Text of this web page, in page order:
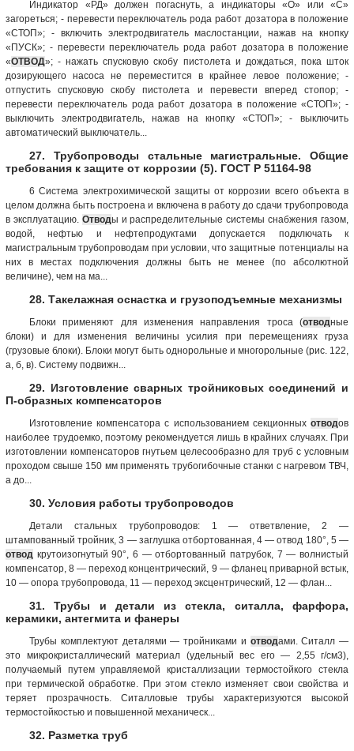
Индикатор «РД» должен погаснуть, а индикаторы «О» или «С»
загореться; - перевести переключатель рода работ дозатора в положение
«СТОП»; - включить электродвигатель маслостанции, нажав на кнопку
«ПУСК»; - перевести переключатель рода работ дозатора в положение
«ОТВОД»; - нажать спусковую скобу пистолета и дождаться, пока шток
дозирующего насоса не переместится в крайнее левое положение; -
отпустить спусковую скобу пистолета и перевести вперед стопор; -
перевести переключатель рода работ дозатора в положение «СТОП»; -
выключить электродвигатель, нажав на кнопку «СТОП»; - выключить
автоматический выключатель...
27. Трубопроводы стальные магистральные. Общие
требования к защите от коррозии (5). ГОСТ Р 51164-98
6 Система электрохимической защиты от коррозии всего объекта в
целом должна быть построена и включена в работу до сдачи трубопровода
в эксплуатацию. Отводы и распределительные системы снабжения газом,
водой, нефтью и нефтепродуктами допускается подключать к
магистральным трубопроводам при условии, что защитные потенциалы на
них в местах подключения должны быть не менее (по абсолютной
величине), чем на ма...
28. Такелажная оснастка и грузоподъемные механизмы
Блоки применяют для изменения направления троса (отводные
блоки) и для изменения величины усилия при перемещениях груза
(грузовые блоки). Блоки могут быть однорольные и многорольные (рис. 122,
а, б, в). Систему подвижн...
29. Изготовление сварных тройниковых соединений и
П-образных компенсаторов
Изготовление компенсатора с использованием секционных отводов
наиболее трудоемко, поэтому рекомендуется лишь в крайних случаях. При
изготовлении компенсаторов гнутьем целесообразно для труб с условным
проходом свыше 150 мм применять трубогибочные станки с нагревом ТВЧ,
а до...
30. Условия работы трубопроводов
Детали стальных трубопроводов: 1 — ответвление, 2 —
штампованный тройник, 3 — заглушка отбортованная, 4 — отвод 180°, 5 —
отвод крутоизогнутый 90°, 6 — отбортованный патрубок, 7 — волнистый
компенсатор, 8 — переход концентрический, 9 — фланец приварной встык,
10 — опора трубопровода, 11 — переход эксцентрический, 12 — флан...
31. Трубы и детали из стекла, ситалла, фарфора,
керамики, антегмита и фанеры
Трубы комплектуют деталями — тройниками и отводами. Ситалл —
это микрокристаллический материал (удельный вес его — 2,55 г/см3),
получаемый путем управляемой кристаллизации термостойкого стекла
при термической обработке. При этом стекло изменяет свои свойства и
теряет прозрачность. Ситалловые трубы характеризуются высокой
термостойкостью и повышенной механическ...
32. Разметка труб